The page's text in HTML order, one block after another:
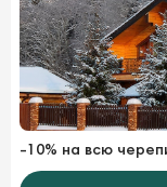
-10% на всю